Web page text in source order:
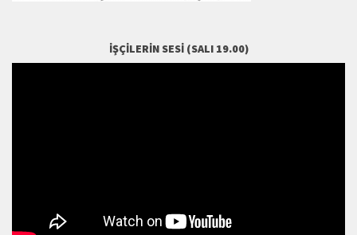
İŞÇILERIN SESI (SALI 19.00)